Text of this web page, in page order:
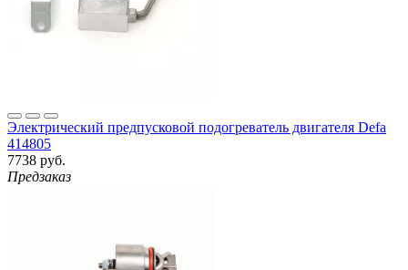
Электрический предпусковой подогреватель двигателя Defa
414805
7738 руб.
Предзаказ